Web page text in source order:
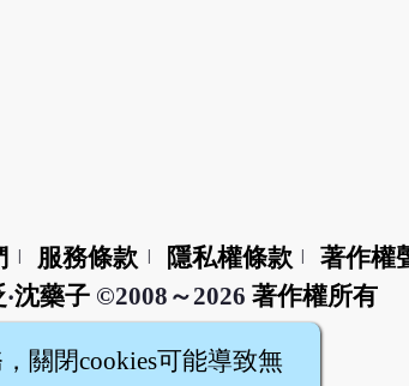
服務條款 隱私權條款
著作權
‧沈藥子©2008～2026 著作權所有
關閉cookies可能導致無